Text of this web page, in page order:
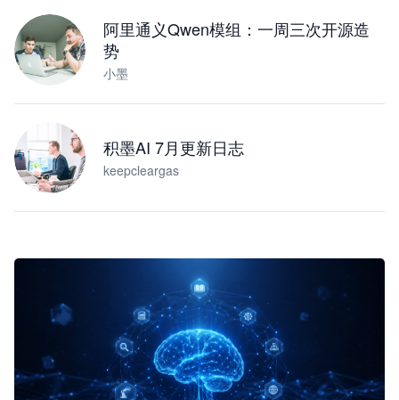
阿里通义Qwen模组：一周三次开源造
势
小墨
积墨AI 7月更新日志
keepcleargas